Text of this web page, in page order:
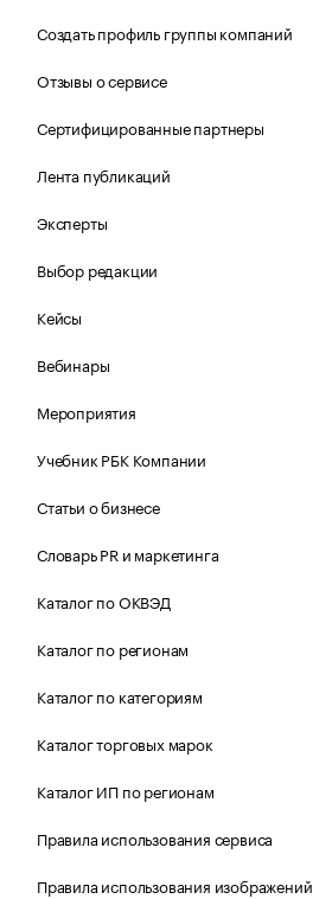
Создать профиль группы компаний
Отзывы о сервисе
Сертифицированные партнеры
Лента публикаций
Эксперты
Выбор редакции
Кейсы
Вебинары
Мероприятия
Учебник РБК Компании
Статьи о бизнесе
Словарь PR и маркетинга
Каталог по ОКВЭД
Каталог по регионам
Каталог по категориям
Каталог торговых марок
Каталог ИП по регионам
Правила использования сервиса
Правила использования изображений